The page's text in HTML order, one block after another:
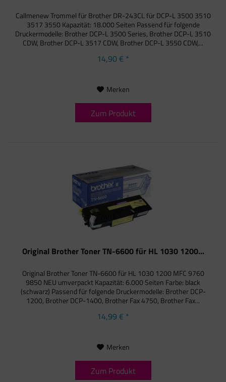
Callmenew Trommel für Brother DR-243CL für DCP-L 3500 3510
3517 3550 Kapazität: 18.000 Seiten Passend für folgende
Druckermodelle: Brother DCP-L 3500 Series, Brother DCP-L 3510
CDW, Brother DCP-L 3517 CDW, Brother DCP-L 3550 CDW,...
14,90 € *
Merken
Zum Produkt
Original Brother Toner TN-6600 für HL 1030 1200...
Original Brother Toner TN-6600 für HL 1030 1200 MFC 9760
9850 NEU umverpackt Kapazität: 6.000 Seiten Farbe: black
(schwarz) Passend für folgende Druckermodelle: Brother DCP-
1200, Brother DCP-1400, Brother Fax 4750, Brother Fax...
14,99 € *
Merken
Zum Produkt